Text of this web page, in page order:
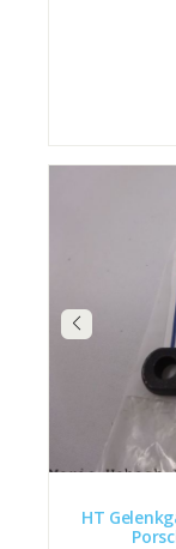
HT Gelenkgabel /